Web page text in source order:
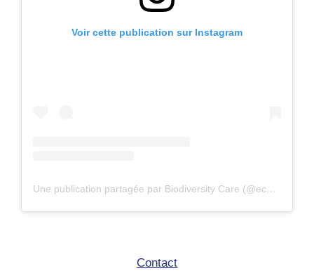
Voir cette publication sur Instagram
Une publication partagée par Biodiversity Care (@eco.volontaire)
Contact